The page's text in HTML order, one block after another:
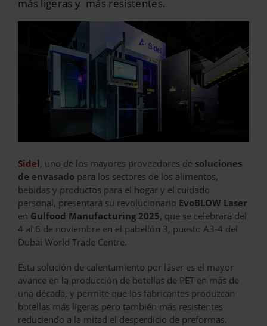
más ligeras y más resistentes.
Sidel, uno de los mayores proveedores de soluciones
de envasado para los sectores de los alimentos,
bebidas y productos para el hogar y el cuidado
personal, presentará su revolucionario EvoBLOW Laser
en Gulfood Manufacturing 2025, que se celebrará del
4 al 6 de noviembre en el pabellón 3, puesto A3-4 del
Dubai World Trade Centre.
Esta solución de calentamiento por láser es el mayor
avance en la producción de botellas de PET en más de
una década, y permite que los fabricantes produzcan
botellas más ligeras pero también más resistentes
reduciendo a la mitad el desperdicio de preformas.